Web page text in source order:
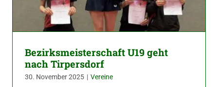
Bezirksmeisterschaft U19 geht
nach Tirpersdorf
30. November 2025 | Vereine